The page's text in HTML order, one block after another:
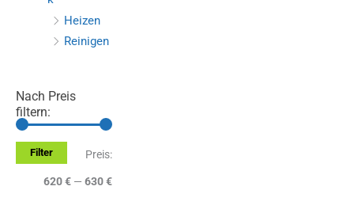
Heizen
Reinigen
Nach Preis
filtern:
M
i
M
a
Filter
Preis:
620 € —630 €